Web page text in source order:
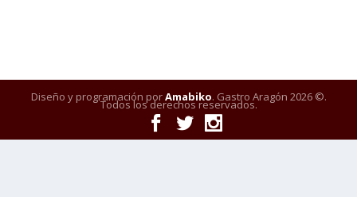
Diseño y programación porAmabiko. Gastro Aragón 2026 ©.
Todos los derechos reservados.